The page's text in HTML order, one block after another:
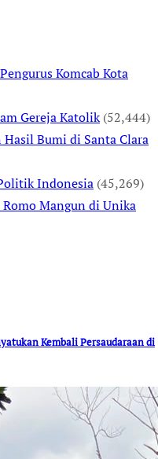
Komcab Kota
Gereja Katolik (52,444)
Bumi di Santa Clara
Indonesia (45,269)
Mangun di Unika
Kembali Persaudaraan di